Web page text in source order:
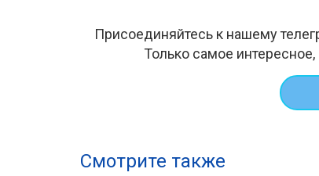
Присоединяйтесь к нашему
Только самое
Смотрите также